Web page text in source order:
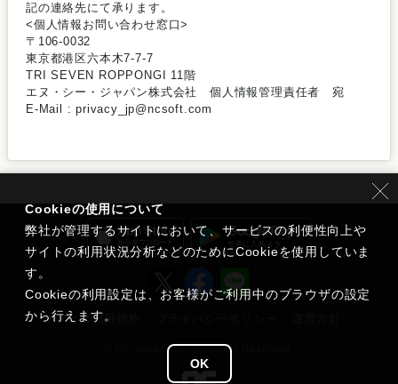
記の連絡先にて承ります。
<個人情報お問い合わせ窓口>
〒106-0032
東京都港区六本木7-7-7
TRI SEVEN ROPPONGI 11階
エヌ・シー・ジャパン株式会社 個人情報管理責任者 宛
E-Mail : privacy_jp@ncsoft.com
サービス利用規約
© NC Japan K.K. All Rights Reserved.
Cookieの使用について
弊社が管理するサイトにおいて、サービスの利便性向上や
サイトの利用状況分析などのためにCookieを使用していま
す。
Cookieの利用設定は、お客様がご利用中のブラウザの設定
から行えます。
OK